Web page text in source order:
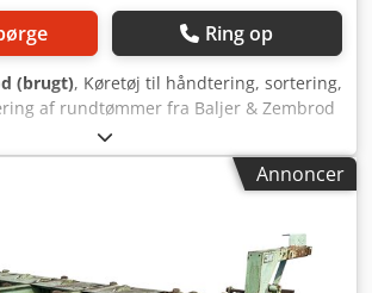
Ring op
(brugt), Køretøj til håndtering, sortering,
af rundtømmer fra Baljer & Zembrod
- Tømmerlængdemåling - Automatisk
SPECIFIKATIONER: - Maks.
1000 mm - Maks. kranrækkevidde: 9200
225° - Drejelig hoved: 360° -
Ah Aerf 2000 mm – 2560 kg
kg 9200 mm – 1330 kg - Vognens mål:
- Vogn med hydraulisk dobbeltsidet
Annoncer